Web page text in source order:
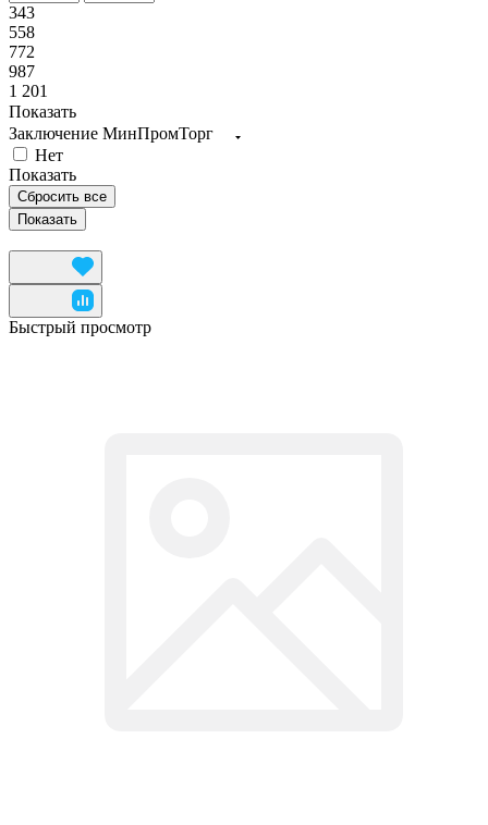
343
558
772
987
1 201
Показать
Заключение МинПромТорг
Нет
Показать
Сбросить все
Быстрый просмотр